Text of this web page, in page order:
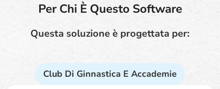
Per Chi È Questo Software
Questa soluzione è progettata per:
Club Di Ginnastica E Accademie